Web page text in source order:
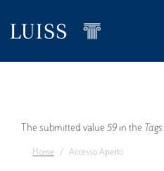
contenuto
Messaggio
di
The submitted value 59 in the Tags
Home Accesso Aperto